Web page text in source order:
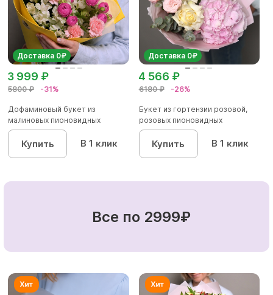
Доставка 0₽
5800 ₽ -31%
3 999 ₽
Дофаминовый букет из
малиновых пионовидных
кустовых роз...
Купить В 1 клик
Доставка 0₽
6180 ₽ -26%
4 566 ₽
Букет из гортензии розовой,
розовых пионовидных
кустовы...
Купить В 1 клик
Все по 2999₽